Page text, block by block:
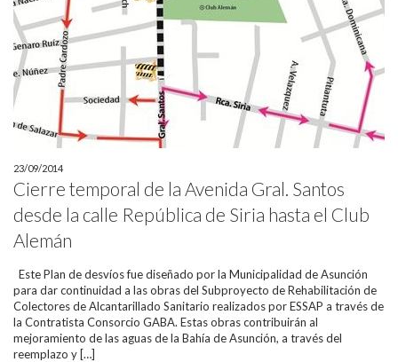
23/09/2014
Cierre temporal de la Avenida Gral. Santos
desde la calle República de Siria hasta el Club
Alemán
Este Plan de desvíos fue diseñado por la Municipalidad de Asunción
para dar continuidad a las obras del Subproyecto de Rehabilitación de
Colectores de Alcantarillado Sanitario realizados por ESSAP a través de
la Contratista Consorcio GABA. Estas obras contribuirán al
mejoramiento de las aguas de la Bahía de Asunción, a través del
reemplazo y […]